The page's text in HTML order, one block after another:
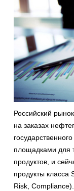
Российский
на заказах
площадками для
продуктов, и
продукты класса
Risk, Compliance).